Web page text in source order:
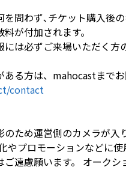
問わず､チケット購入後
が付加されます。
は必ずご来場いただく
る方は、mahocastまでお
contact
ため運営側のカメラが入り
プロモーションなどに
遠慮願います。 オーク